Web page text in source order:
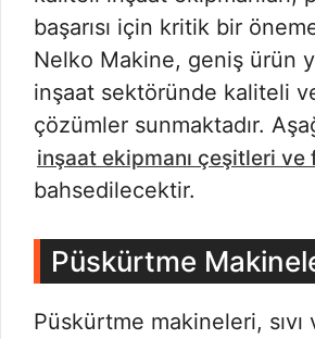
başarısı için kritik bir
Nelko Makine, geniş ürün
inşaat sektöründe kaliteli
çözümler sunmaktadır.
inşaat ekipmanı çeşitleri ve
bahsedilecektir.
Püskürtme
Püskürtme makineleri, sıvı